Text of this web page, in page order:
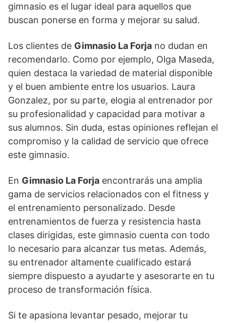
gimnasio es el lugar ideal para aquellos que
buscan ponerse en forma y mejorar su salud.
Los clientes de Gimnasio La Forja no dudan en
recomendarlo. Como por ejemplo, Olga Maseda,
quien destaca la variedad de material disponible
y el buen ambiente entre los usuarios. Laura
Gonzalez, por su parte, elogia al entrenador por
su profesionalidad y capacidad para motivar a
sus alumnos. Sin duda, estas opiniones reflejan el
compromiso y la calidad de servicio que ofrece
este gimnasio.
En Gimnasio La Forja encontrarás una amplia
gama de servicios relacionados con el fitness y
el entrenamiento personalizado. Desde
entrenamientos de fuerza y resistencia hasta
clases dirigidas, este gimnasio cuenta con todo
lo necesario para alcanzar tus metas. Además,
su entrenador altamente cualificado estará
siempre dispuesto a ayudarte y asesorarte en tu
proceso de transformación física.
Si te apasiona levantar pesado, mejorar tu